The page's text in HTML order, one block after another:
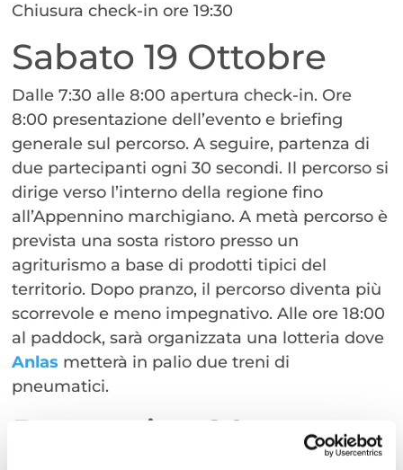
Chiusura check-in ore 19:30
Sabato 19 Ottobre
Dalle 7:30 alle 8:00 apertura check-in. Ore
8:00 presentazione dell’evento e briefing
generale sul percorso. A seguire, partenza di
due partecipanti ogni 30 secondi. Il percorso si
dirige verso l’interno della regione fino
all’Appennino marchigiano. A metà percorso è
prevista una sosta ristoro presso un
agriturismo a base di prodotti tipici del
territorio. Dopo pranzo, il percorso diventa più
scorrevole e meno impegnativo. Alle ore 18:00
al paddock, sarà organizzata una lotteria dove
Anlas metterà in palio due treni di
pneumatici.
Domenica 20